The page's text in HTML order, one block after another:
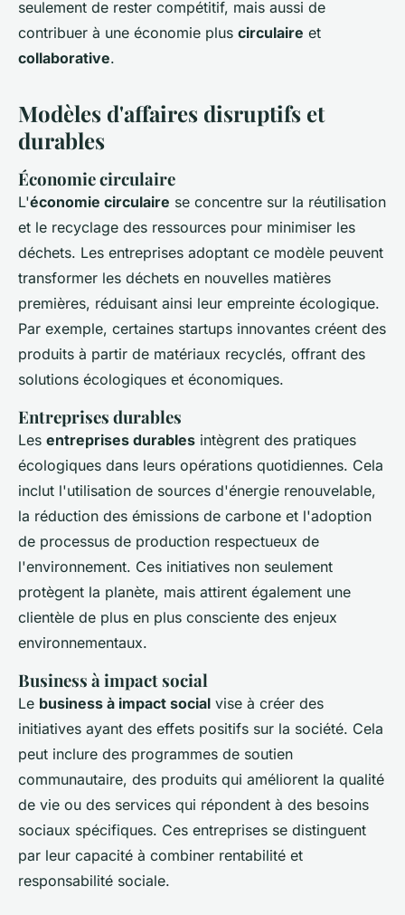
seulement de rester compétitif, mais aussi de
contribuer à une économie plus circulaire et
collaborative.
Modèles d'affaires disruptifs et
durables
Économie circulaire
L'économie circulaire se concentre sur la réutilisation
et le recyclage des ressources pour minimiser les
déchets. Les entreprises adoptant ce modèle peuvent
transformer les déchets en nouvelles matières
premières, réduisant ainsi leur empreinte écologique.
Par exemple, certaines startups innovantes créent des
produits à partir de matériaux recyclés, offrant des
solutions écologiques et économiques.
Entreprises durables
Les entreprises durables intègrent des pratiques
écologiques dans leurs opérations quotidiennes. Cela
inclut l'utilisation de sources d'énergie renouvelable,
la réduction des émissions de carbone et l'adoption
de processus de production respectueux de
l'environnement. Ces initiatives non seulement
protègent la planète, mais attirent également une
clientèle de plus en plus consciente des enjeux
environnementaux.
Business à impact social
Le business à impact social vise à créer des
initiatives ayant des effets positifs sur la société. Cela
peut inclure des programmes de soutien
communautaire, des produits qui améliorent la qualité
de vie ou des services qui répondent à des besoins
sociaux spécifiques. Ces entreprises se distinguent
par leur capacité à combiner rentabilité et
responsabilité sociale.